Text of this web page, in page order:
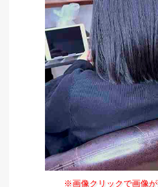
※画像クリックで画像が